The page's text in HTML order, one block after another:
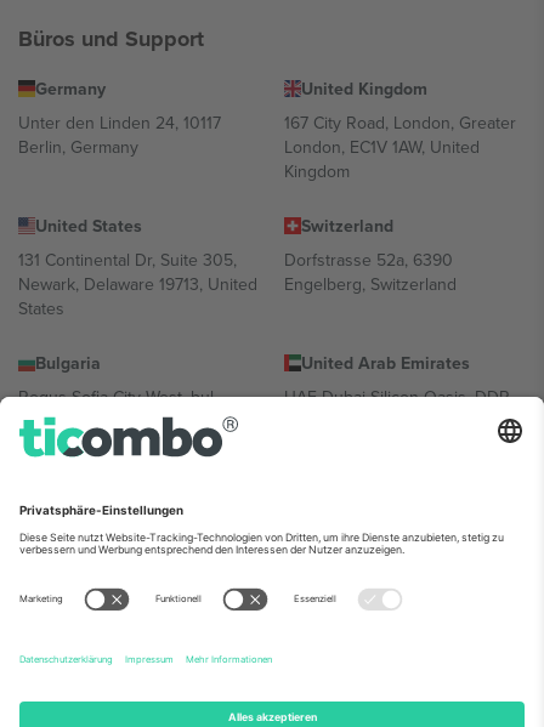
Büros und Support
Germany
Unter den Linden 24, 10117
Berlin, Germany
United Kingdom
167 City Road, London, Greater
London, EC1V 1AW, United
Kingdom
United States
131 Continental Dr, Suite 305,
Newark, Delaware 19713, United
States
Switzerland
Dorfstrasse 52a, 6390
Engelberg, Switzerland
Bulgaria
Regus Sofia City West, bul
Totleben 53-55, 1606 Sofia,
Bulgaria
United Arab Emirates
UAE Dubai Silicon Oasis, DDP
Building A1, Office 302, Dubai,
Mexico
Av Chapultepec 360, Roma
Norte, Cuauhtémoc, 06700
Ciudad de México, CDMX,
Mexico
Die juristische Person des Plattformanbieters kann je nach
Informationen finden Sie auf der jeweiligen Veranstaltungsseite, im